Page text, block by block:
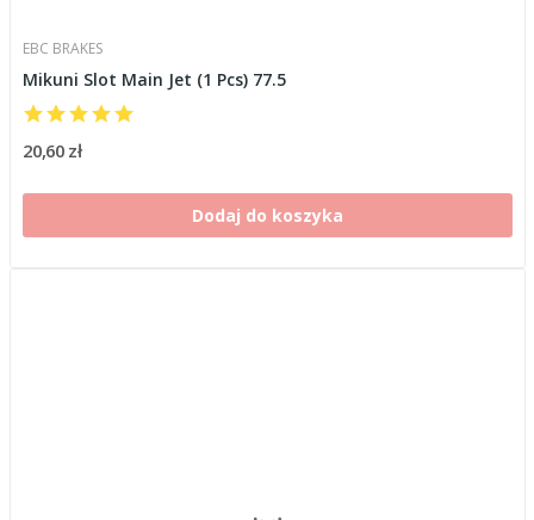
EBC BRAKES
Mikuni Slot Main Jet (1 Pcs) 77.5
20,60 zł
Dodaj do koszyka